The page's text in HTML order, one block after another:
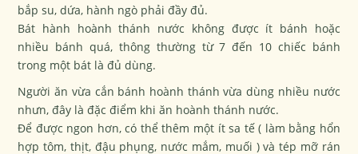
bắp su, dứa, hành ngò phải đầy đủ.
Bát hành hoành thánh nước không được ít bánh hoặc
nhiều bánh quá, thông thường từ 7 đến 10 chiếc bánh
trong một bát là đủ dùng.
Người ăn vừa cắn bánh hoành thánh vừa dùng nhiều nước
nhưn, đây là đặc điểm khi ăn hoành thánh nước.
Để được ngon hơn, có thể thêm một ít sa tế ( làm bằng hổn
hợp tôm, thịt, đậu phụng, nước mắm, muối ) và tép mỡ rán